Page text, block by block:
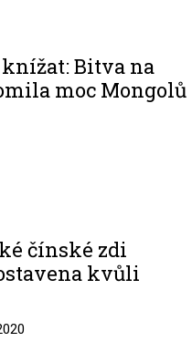
Bitva na
moc Mongolů
čínské zdi
kvůli